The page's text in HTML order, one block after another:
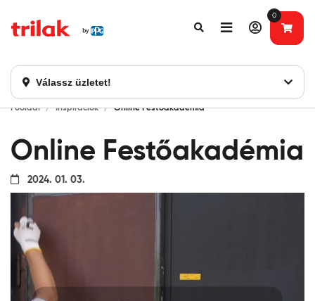
Válassz üzletet!
0
Fontos tájékoztatás!
Főoldal Inspirációk Online Festőakadémia
Online Festőakadémia
2024. 01. 03.